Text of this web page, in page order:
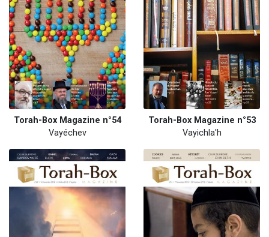
Torah-Box Magazine n°54
Vayéchev
Torah-Box Magazine n°53
Vayichla'h